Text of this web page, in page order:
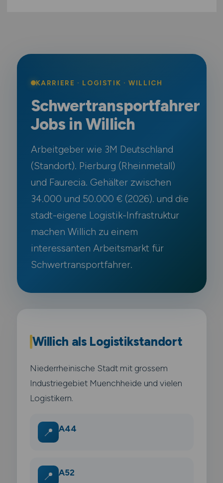
KARRIERE · LOGISTIK · WILLICH
Schwertransportfahrer
Jobs in Willich
Arbeitgeber wie 3M Deutschland
(Standort). Pierburg (Rheinmetall)
und Faurecia. Gehälter zwischen
34.000 und 50.000 € (2026). und die
stadt-eigene Logistik-Infrastruktur
machen Willich zu einem
interessanten Arbeitsmarkt für
Schwertransportfahrer.
Willich als Logistikstandort
Niederrheinische Stadt mit grossem
Industriegebiet Muenchheide und vielen
Logistikern.
📍 A44
📍 A52